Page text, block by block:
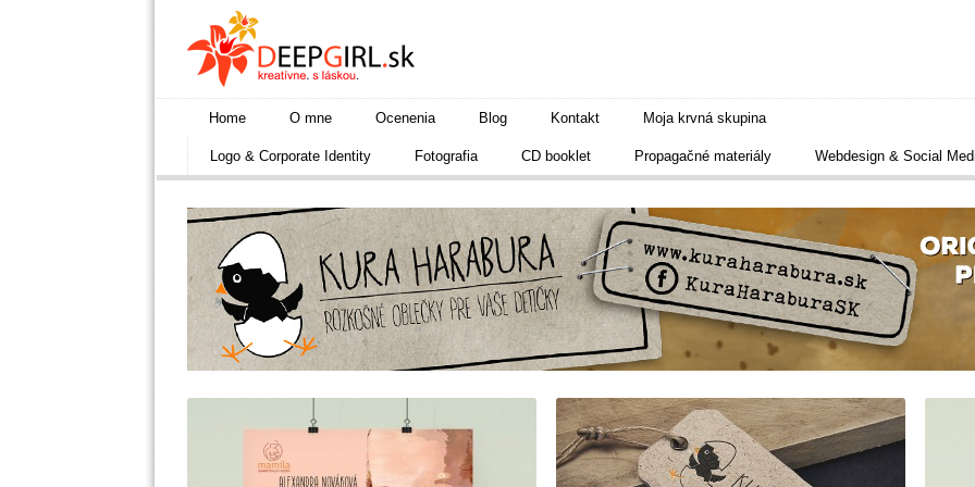
Home O mne Ocenenia Blog Kontakt Moja krvná skupina
Logo & Corporate Identity Fotografia CD booklet Propagačné materiály Webdesign & Social